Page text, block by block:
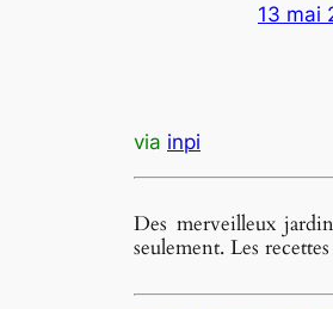
13 mai
via inpi
Des merveilleux
seulement. Les